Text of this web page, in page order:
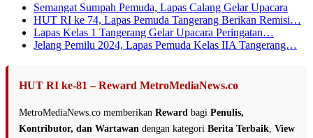
Semangat Sumpah Pemuda, Lapas Calang Gelar Upacara
HUT RI ke 74, Lapas Pemuda Tangerang Berikan Remisi…
Lapas Kelas 1 Tangerang Gelar Upacara Peringatan…
Jelang Pemilu 2024, Lapas Pemuda Kelas IIA Tangerang…
HUT RI ke-81 – Reward MetroMediaNews.co
MetroMediaNews.co memberikan Reward bagi Penulis,
Kontributor, dan Wartawan dengan kategori Berita Terbaik View